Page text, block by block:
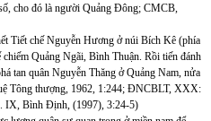
cho đó là người Quảng Đông; CMCB,
Tiết chế Nguyễn Hương ở núi Bích Kê (phía
Quảng Ngãi, Bình Thuận. Rồi tiến đánh
tan quân Nguyễn Thăng ở Quảng Nam, nửa
Tông thượng, 1962, 1:244; ĐNCBLT, XXX:
IX, Bình Định, (1997), 3:24-5)